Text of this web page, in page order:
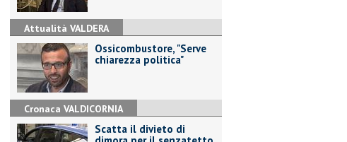
Attualità VALDERA
Ossicombustore, "Serve
chiarezza politica"
Cronaca VALDICORNIA
Scatta il divieto di